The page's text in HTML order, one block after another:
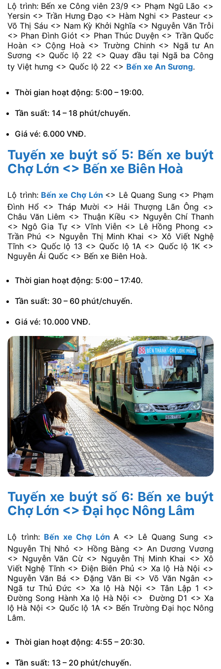
Lộ trình: Bến xe Công viên 23/9 <> Phạm Ngũ Lão <>
Yersin <> Trần Hưng Đạo <> Hàm Nghi <> Pasteur <>
Võ Thị Sáu <> Nam Kỳ Khởi Nghĩa <> Nguyễn Văn Trỗi
<> Phan Đình Giót <> Phan Thúc Duyện <> Trần Quốc
Hoàn <> Cộng Hoà <> Trường Chinh <> Ngã tư An
Sương <> Quốc lộ 22 <> Quay đầu tại Ngã ba Công
ty Việt hưng <> Quốc lộ 22 <> Bến xe An Sương.
Thời gian hoạt động: 5:00 – 19:00.
Tần suất: 14 – 18 phút/chuyến.
Giá vé: 6.000 VNĐ.
Tuyến xe buýt số 5: Bến xe buýt
Chợ Lớn <> Bến xe Biên Hoà
Lộ trình: Bến xe Chợ Lớn <> Lê Quang Sung <> Phạm
Đình Hổ <> Tháp Mười <> Hải Thượng Lãn Ông <>
Châu Văn Liêm <> Thuận Kiều <> Nguyễn Chí Thanh
<> Ngô Gia Tự <> Vĩnh Viễn <> Lê Hồng Phong <>
Trần Phú <> Nguyễn Thị Minh Khai <> Xô Viết Nghệ
Tĩnh <> Quốc lộ 13 <> Quốc lộ 1A <> Quốc lộ 1K <>
Nguyễn Ái Quốc <> Bến xe Biên Hoà.
Thời gian hoạt động: 5:00 – 17:40.
Tần suất: 30 – 60 phút/chuyến.
Giá vé: 10.000 VNĐ.
Tuyến xe buýt số 6: Bến xe buýt
Chợ Lớn <> Đại học Nông Lâm
Lộ trình: Bến xe Chợ Lớn A <> Lê Quang Sung <>
Nguyễn Thị Nhỏ <> Hồng Bàng <> An Dương Vương
<> Nguyễn Văn Cừ <> Nguyễn Thị Minh Khai <> Xô
Viết Nghệ Tĩnh <> Điện Biên Phủ <> Xa lộ Hà Nội <>
Nguyễn Văn Bá <> Đặng Văn Bi <> Võ Văn Ngân <>
Ngã tư Thủ Đức <> Xa lộ Hà Nội <> Tân Lập 1 <>
Đường Song Hành Xa lộ Hà Nội <> Đường D1 <> Xa
lộ Hà Nội <> Quốc lộ 1A <> Bến Trường Đại học Nông
Lâm.
Thời gian hoạt động: 4:55 – 20:30.
Tần suất: 13 – 20 phút/chuyến.